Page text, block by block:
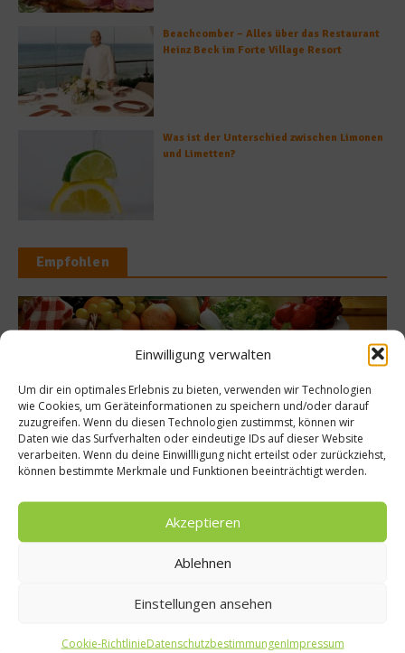
Einwilligung verwalten
Um dir ein optimales Erlebnis zu bieten, verwenden wir Technologien
wie Cookies, um Geräteinformationen zu speichern und/oder darauf
zuzugreifen. Wenn du diesen Technologien zustimmst, können wir
Daten wie das Surfverhalten oder eindeutige IDs auf dieser Website
verarbeiten. Wenn du deine Einwillligung nicht erteilst oder zurückziehst,
können bestimmte Merkmale und Funktionen beeinträchtigt werden.
Akzeptieren
Ablehnen
Einstellungen ansehen
Cookie-RichtlinieDatenschutzbestimmungenImpressum
Beachcomber – Alles über das Restaurant
Heinz Beck im Forte Village Resort
Was ist der Unterschied zwischen Limonen
und Limetten?
Empfohlen
–
17.02.2013
4. Dezember 2012
Klaus
10.
Was isst Deutschland